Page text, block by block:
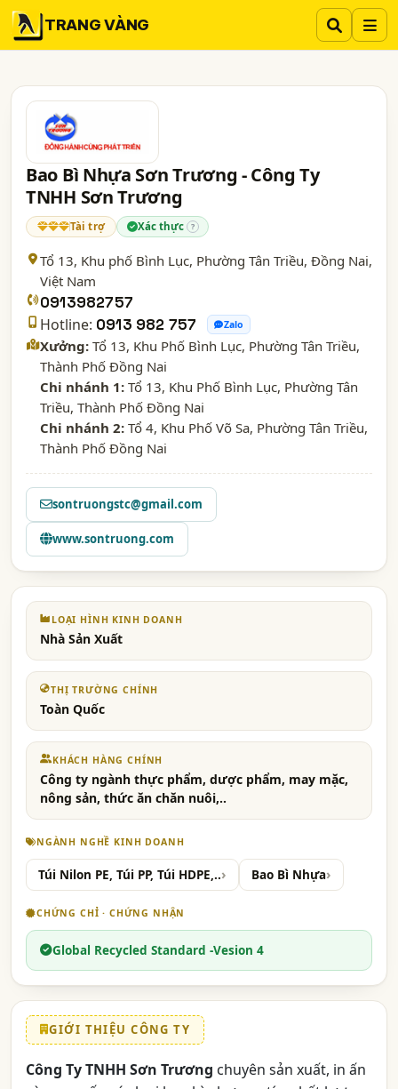
TRANG VÀNG
Bao Bì Nhựa Sơn Trương - Công Ty
TNHH Sơn Trương
Tài trợ Xác thực ?
Tổ 13, Khu phố Bình Lục, Phường Tân Triều, Đồng Nai,
Việt Nam
0913982757
Hotline: 0913 982 757 Zalo
Xưởng: Tổ 13, Khu Phố Bình Lục, Phường Tân Triều,
Thành Phố Đồng Nai
Chi nhánh 1: Tổ 13, Khu Phố Bình Lục, Phường Tân
Triều, Thành Phố Đồng Nai
Chi nhánh 2: Tổ 4, Khu Phố Võ Sa, Phường Tân Triều,
Thành Phố Đồng Nai
sontruongstc@gmail.com
www.sontruong.com
LOẠI HÌNH KINH DOANH
Nhà Sản Xuất
THỊ TRƯỜNG CHÍNH
Toàn Quốc
KHÁCH HÀNG CHÍNH
Công ty ngành thực phẩm, dược phẩm, may mặc,
nông sản, thức ăn chăn nuôi,..
NGÀNH NGHỀ KINH DOANH
Túi Nilon PE, Túi PP, Túi HDPE,.. Bao Bì Nhựa
CHỨNG CHỈ · CHỨNG NHẬN
Global Recycled Standard -Vesion 4
GIỚI THIỆU CÔNG TY
Công Ty TNHH Sơn Trương chuyên sản xuất, in ấn